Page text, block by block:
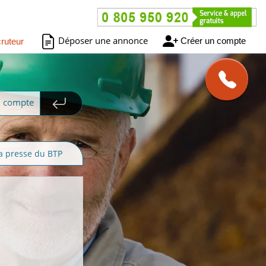
Déposer une annonce Créer un compte
compte
presse du BTP